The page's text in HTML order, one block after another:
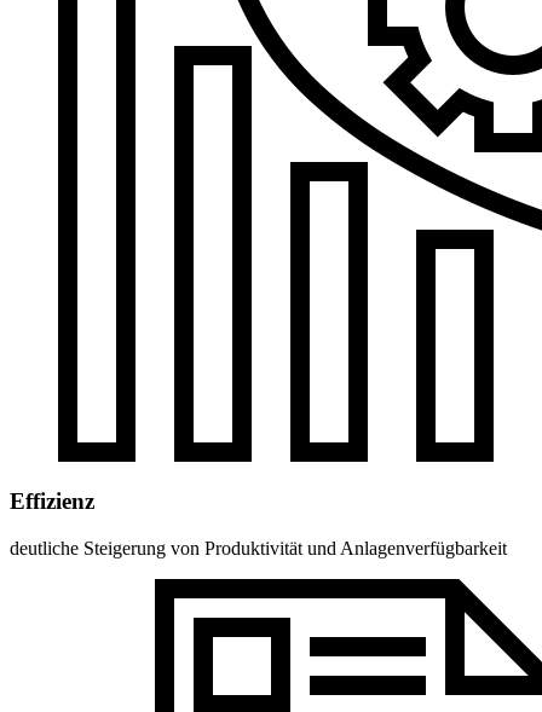
Effizienz
deutliche Steigerung von Produktivität und Anlagenverfügbarkeit